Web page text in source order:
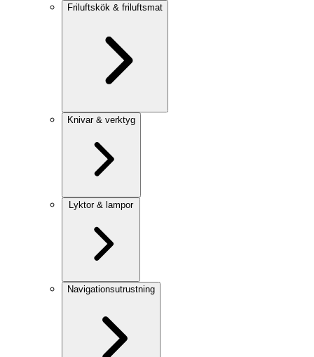
Friluftskök & friluftsmat
Knivar & verktyg
Lyktor & lampor
Navigationsutrustning